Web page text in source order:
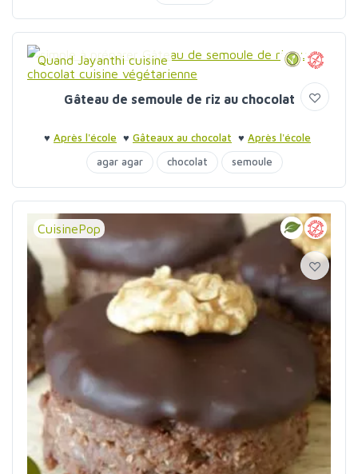
Quand Jayanthi cuisine
Gâteau de semoule de riz au chocolat
♥ Après l'école ♥ Gâteaux au chocolat ♥ Après l'école
agar agar
chocolat semoule
CuisinePop